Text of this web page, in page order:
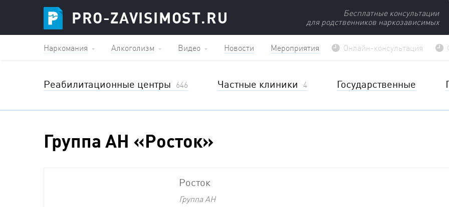
PRO-ZAVISIMOST.RU
Бесплатные консультации
для родственников наркозависимых
Наркомания Алкоголизм Видео Новости Мероприятия Онлайн-консультация
Реабилитационные центры 646 Частные клиники 4 Государственные
Группа АН «Росток»
Росток
Группа АН